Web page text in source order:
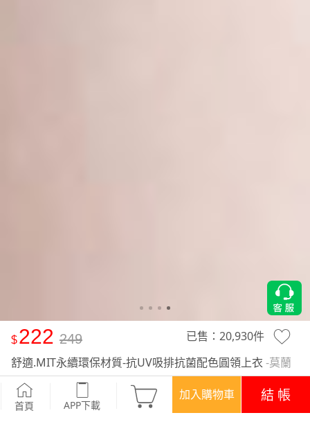
首頁 APP下載
加入購物車 結 帳
222 249 已售： 20,930件
舒適.MIT永續環保材質-抗UV吸排抗菌配色圓領上衣 -莫蘭
迪藍